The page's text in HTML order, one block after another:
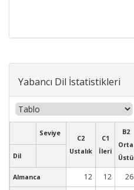
Yabancı Dil İstatistikleri
Seviye
C2
Ustalık
C1
İleri
B2
Orta
Üstü
Dil
Almanca 12 12 26